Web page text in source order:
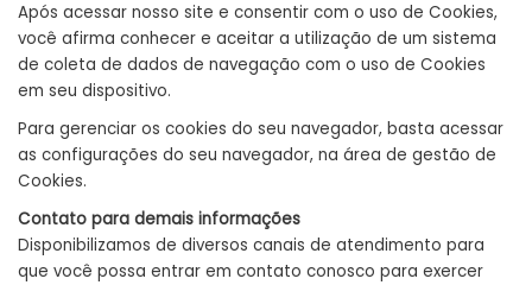
Após acessar nosso site e consentir com o uso de Cookies,
você afirma conhecer e aceitar a utilização de um sistema
de coleta de dados de navegação com o uso de Cookies
em seu dispositivo.
Para gerenciar os cookies do seu navegador, basta acessar
as configurações do seu navegador, na área de gestão de
Cookies.
Contato para demais informações
Disponibilizamos de diversos canais de atendimento para
que você possa entrar em contato conosco para exercer